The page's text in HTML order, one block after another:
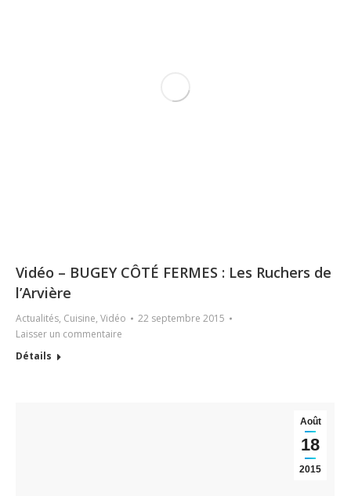
Vidéo – BUGEY CÔTÉ FERMES : Les Ruchers de
l’Arvière
Actualités, Cuisine, Vidéo
22 septembre 2015
Laisser un commentaire
Détails
Août
18
2015